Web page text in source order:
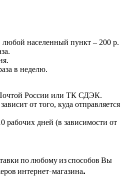
любой населенный пункт – 200 р.
в неделю.
России или ТК СДЭК.
от того, куда отправляется
рабочих дней (в зависимости от
по любому из способов Вы
интернет-магазина.